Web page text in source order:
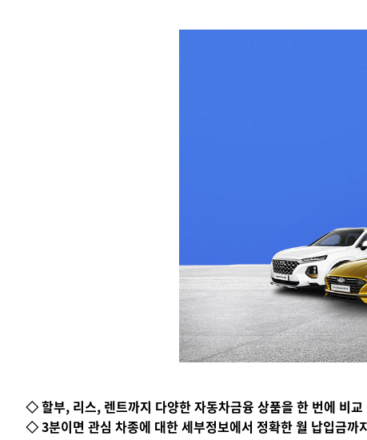
◇ 할부, 리스, 렌트까지 다양한 자동차금융 상품을 한 번에 비교
◇ 3분이면 관심 차종에 대한 세부정보에서 정확한 월 납입금까